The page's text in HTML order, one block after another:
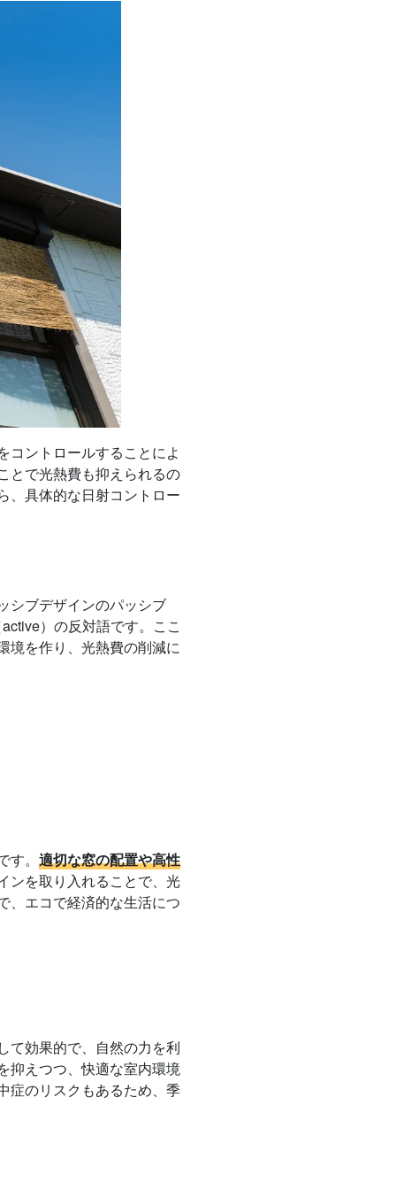
コントロールすることによ
とで光熱費も抑えられるの
、具体的な日射コントロー
シブデザインのパッシブ
）の反対語です。ここ
境を作り、光熱費の削減に
。 適切な窓の配置や高性
ンを取り入れることで、光
、エコで経済的な生活につ
て効果的で、自然の力を利
抑えつつ、快適な室内環境
症のリスクもあるため、季